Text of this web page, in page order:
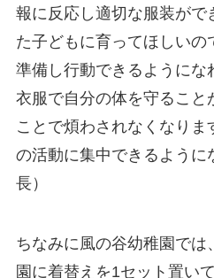
報に反応し適切な服装がで
た子どもに育ってほしいの
準備し行動できるようにな
衣服で自分の体を守ること
ことで煩わされなくなりま
の活動に集中できるように
長）
ちなみに風の谷幼稚園では
園に着替えを1セット置い